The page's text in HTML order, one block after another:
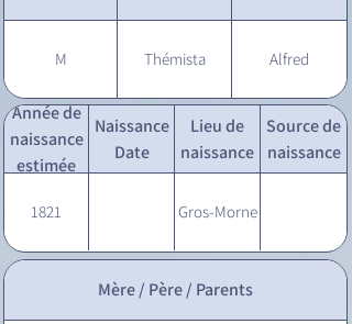
M Thémista Alfred
Année de
naissance
estimée
Naissance
Date
Lieu de
naissance
Source de
naissance
1821 Gros-Morne
Mère / Père / Parents